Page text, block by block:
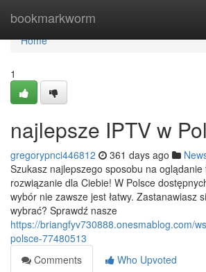
bookmarkworm
Home
Home
1
najlepsze IPTV w
gregorypnci446812 361 days ago
Szukasz najlepszego sposobu na oglądanie
rozwiązanie dla Ciebie! W Polsce
wybór nie zawsze jest łatwy. Zastanawiasz
wybrać? Sprawdź nasze
https://briangfyv730888.onesmablog.com/
polsce-77480513
Comments
Who Upvoted